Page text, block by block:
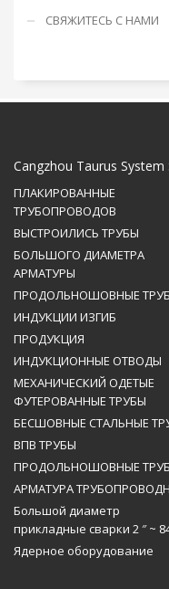
СВЯЖИТЕСЬ С НАМИ
Cangzhou Taurus
ПЛАКИРОВАННЫЕ
ТРУБОПРОВОДОВ
ВЫСТРОИЛИСЬ ТРУБЫ
БОЛЬШОГО ДИАМЕТРА
АРМАТУРЫ
ПРОДОЛЬНОШОВНЫЕ
ИНДУКЦИИ ИЗГИБ
ПРОДУКЦИЯ
ИНДУКЦИОННЫЕ ОТВОДЫ
МЕХАНИЧЕСКИЙ ОДЕТЫЕ
ФУТЕРОВАННЫЕ ТРУБЫ
БЕСШОВНЫЕ СТАЛЬНЫЕ
ВПВ ТРУБЫ
ПРОДОЛЬНОШОВНЫЕ
АРМАТУРА
Большой диаметр
прикладные сварки 2 ″ ~
Ядерное оборудование